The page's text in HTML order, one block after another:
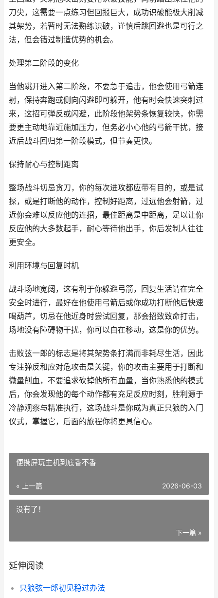
刀尖，这需要一点练习但回报巨大，成功识破能极大削减
其架势，若暂时无法熟练识破，谨慎后跳回避也是可行之
法，但会错过制造优势的机会。
处理第二阶段的变化
当他跳开进入第二阶段，不要急于追击，他会使用弓箭连
射，保持奔跑或侧向闪避即可躲开，他有时会快速突刺过
来，这招可弹反或闪避，此阶段他架势条恢复较快，你需
要更主动地靠近施加压力，但务必小心他的弓箭干扰，接
近后战斗回归第一阶段模式，但节奏更快。
保持耐心与控制距离
整场战斗切忌贪刀，你的每次进攻都应带有目的，或是试
探，或是打断他的动作，控制好距离，过远他会射箭，过
近你会难以反应他的连招，最佳距离是中距离，足以让你
反应他的大多数起手，耐心等待他出手，你后发制人往往
更安全。
利用环境与回复时机
战斗场地宽阔，这有利于你躲避弓箭，回复生活请在完全
安全时进行，最好在他使用弓箭后或你成功打断他后快速
喝葫芦，切忌在他近身时尝试回复，那会招致致命打击，
场地没有障碍物干扰，你可以自在移动，这是你的优势。
击败弦一郎的标志是将其架势条打满而非耗尽生活，因此
专注弹反和应对危攻击是关键，你的攻击主要用于打断和
微量削血，不要追求砍掉他所有血量，当你熟悉他的模式
后，你会发现他的每个动作都有充足反应时刻，胜利源于
冷静观察与精准执行，这场战斗是你成为真正只狼的入门
仪式，掌握它，后面的旅程你将更具信心。
便携屏玩主机到底香不香
« 上一篇 2026-06-03
没有了！
下一篇 »
延伸阅读
只狼弦一郎初见稳过办法